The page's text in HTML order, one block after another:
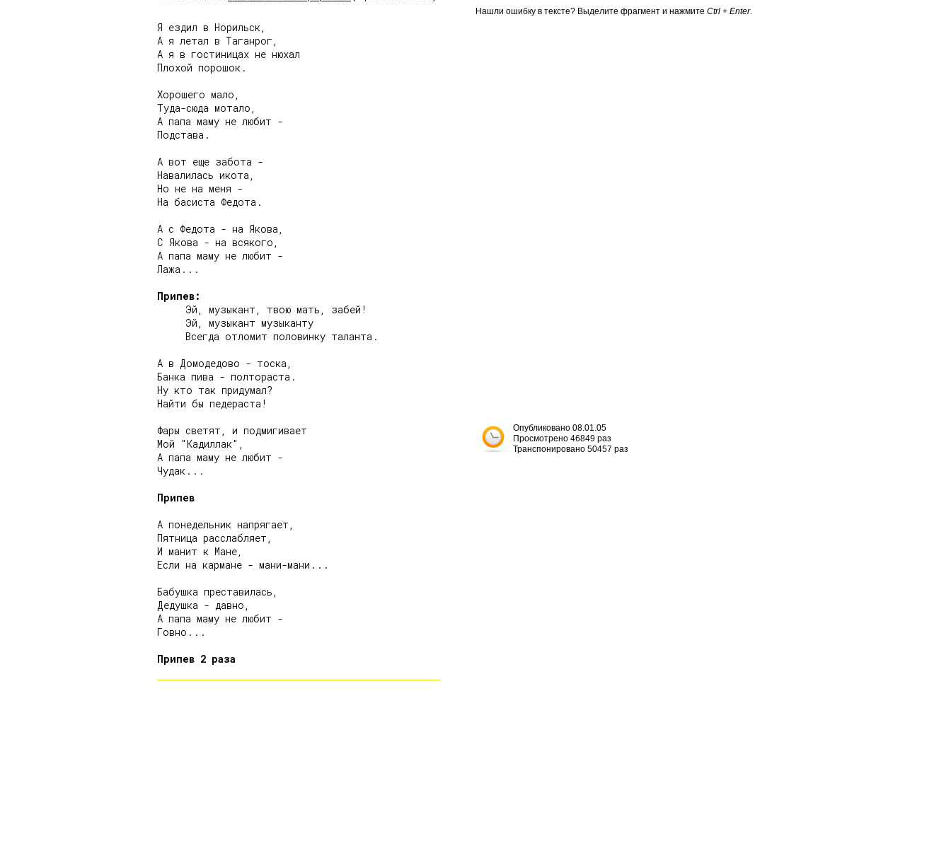
Я ездил в Норильск,
А я летал в Таганрог,
А я в гостиницах не нюхал
Плохой порошок.
Хорошего мало,
Туда-сюда мотало,
А папа маму не любит -
Подстава.
А вот еще забота -
Навалилась икота,
Но не на меня -
На басиста Федота.
А с Федота - на Якова,
С Якова - на всякого,
А папа маму не любит -
Лажа...
Припев:
     Эй, музыкант, твою мать, забей!
     Эй, музыкант музыканту
     Всегда отломит половинку таланта.
А в Домодедово - тоска,
Банка пива - полтораста.
Ну кто так придумал?
Найти бы педераста!
Фары светят, и подмигивает
Мой "Кадиллак",
А папа маму не любит -
Чудак...
Припев
А понедельник напрягает,
Пятница расслабляет,
И манит к Мане,
Если на кармане - мани-мани...
Бабушка преставилась,
Дедушка - давно,
А папа маму не любит -
Говно...
Припев 2 раза
Нашли ошибку в тексте? Выделите фрагмент и нажмите Ctrl + Enter.
Опубликовано 08.01.05
Просмотрено 46849 раз
Транспонировано 50457 раз